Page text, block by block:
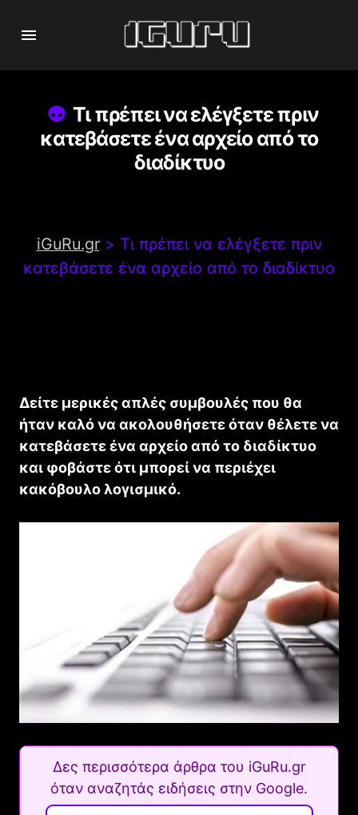
Τι πρέπει να ελέγξετε πριν
κατεβάσετε ένα αρχείο από το
διαδίκτυο
iGuRu.gr> Τι πρέπει να ελέγξετε πριν
κατεβάσετε ένα αρχείο από το διαδίκτυο
Δείτε μερικές απλές συμβουλές που θα
ήταν καλό να ακολουθήσετε όταν θέλετε να
κατεβάσετε ένα αρχείο από το διαδίκτυο
και φοβάστε ότι μπορεί να περιέχει
κακόβουλο λογισμικό.
Δες περισσότερα άρθρα του iGuRu.gr
όταν αναζητάς ειδήσεις στην Google.